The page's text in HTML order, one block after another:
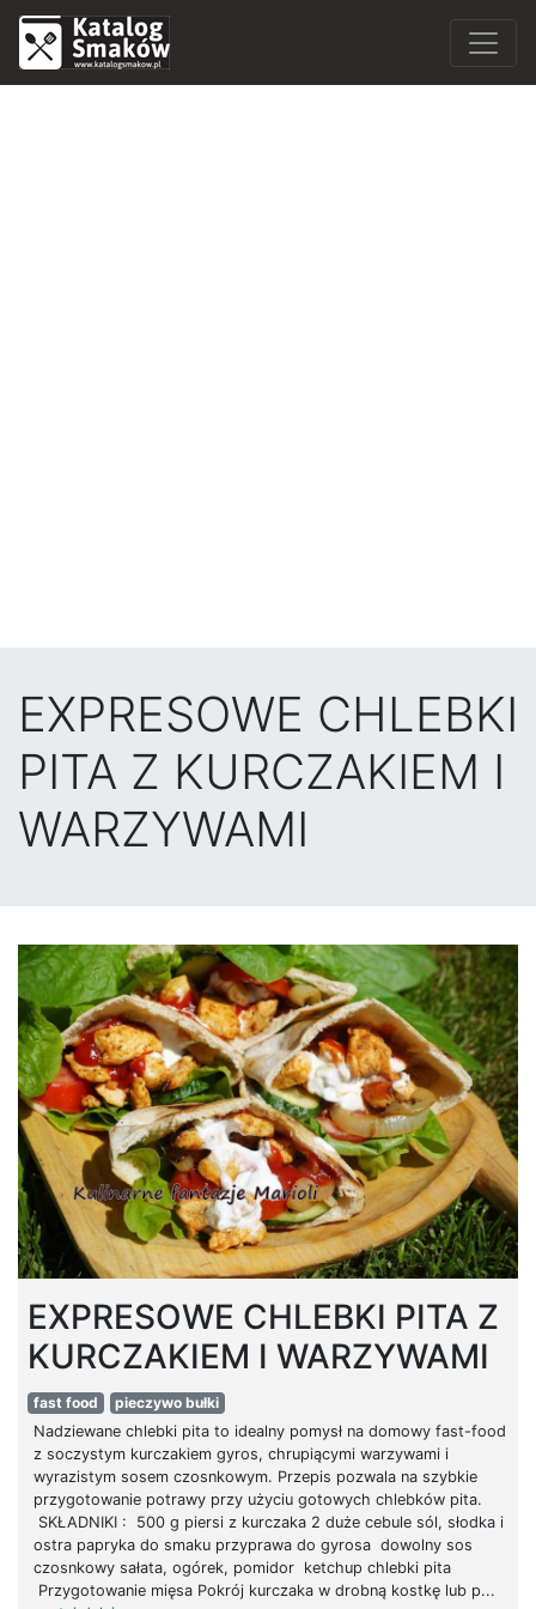
EXPRESOWE CHLEBKI
PITA Z KURCZAKIEM I
WARZYWAMI
EXPRESOWE CHLEBKI PITA Z
KURCZAKIEM I WARZYWAMI
fast food
pieczywo bułki
Nadziewane chlebki pita to idealny pomysł na domowy fast-food
z soczystym kurczakiem gyros, chrupiącymi warzywami i
wyrazistym sosem czosnkowym. Przepis pozwala na szybkie
przygotowanie potrawy przy użyciu gotowych chlebków pita.
SKŁADNIKI : 500 g piersi z kurczaka 2 duże cebule sól, słodka i
ostra papryka do smaku przyprawa do gyrosa dowolny sos
czosnkowy sałata, ogórek, pomidor ketchup chlebki pita
Przygotowanie mięsa Pokrój kurczaka w drobną kostkę lub p...